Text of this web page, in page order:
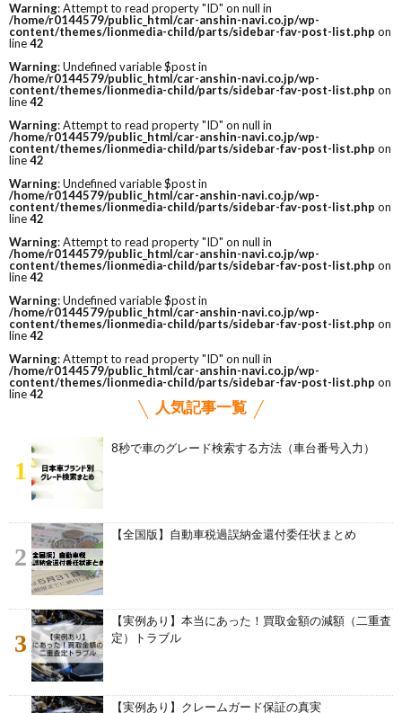
Warning: Attempt to read property "ID" on null in
/home/r0144579/public_html/car-anshin-navi.co.jp/wp-
content/themes/lionmedia-child/parts/sidebar-fav-post-list.php on
line42
Warning: Undefined variable $post in
/home/r0144579/public_html/car-anshin-navi.co.jp/wp-
content/themes/lionmedia-child/parts/sidebar-fav-post-list.php on
line42
Warning: Attempt to read property "ID" on null in
/home/r0144579/public_html/car-anshin-navi.co.jp/wp-
content/themes/lionmedia-child/parts/sidebar-fav-post-list.php on
line42
Warning: Undefined variable $post in
/home/r0144579/public_html/car-anshin-navi.co.jp/wp-
content/themes/lionmedia-child/parts/sidebar-fav-post-list.php on
line42
Warning: Attempt to read property "ID" on null in
/home/r0144579/public_html/car-anshin-navi.co.jp/wp-
content/themes/lionmedia-child/parts/sidebar-fav-post-list.php on
line42
Warning: Undefined variable $post in
/home/r0144579/public_html/car-anshin-navi.co.jp/wp-
content/themes/lionmedia-child/parts/sidebar-fav-post-list.php on
line42
Warning: Attempt to read property "ID" on null in
/home/r0144579/public_html/car-anshin-navi.co.jp/wp-
content/themes/lionmedia-child/parts/sidebar-fav-post-list.php on
line42
人気記事一覧
1
8秒で車のグレード検索する方法（車台番号入力）
2
【全国版】自動車税過誤納金還付委任状まとめ
3
【実例あり】本当にあった！買取金額の減額（二重査
定）トラブル
【実例あり】クレームガード保証の真実